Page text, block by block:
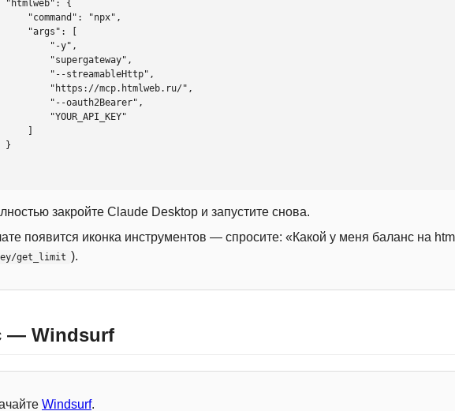
закройте Claude Desktop и запустите снова.
появится иконка инструментов — спросите: «Какой у меня баланс на
get_limit ).
— Windsurf
Windsurf.